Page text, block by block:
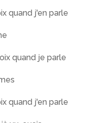
quand j'en parle
quand je parle
quand j'en parle